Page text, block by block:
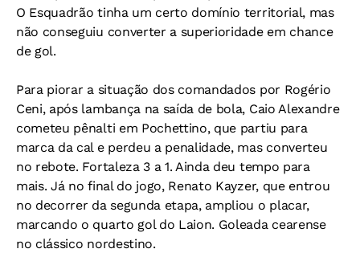
O Esquadrão tinha um certo domínio territorial, mas
não conseguiu converter a superioridade em chance
de gol.
Para piorar a situação dos comandados por Rogério
Ceni, após lambança na saída de bola, Caio Alexandre
cometeu pênalti em Pochettino, que partiu para
marca da cal e perdeu a penalidade, mas converteu
no rebote. Fortaleza 3 a 1. Ainda deu tempo para
mais. Já no final do jogo, Renato Kayzer, que entrou
no decorrer da segunda etapa, ampliou o placar,
marcando o quarto gol do Laion. Goleada cearense
no clássico nordestino.